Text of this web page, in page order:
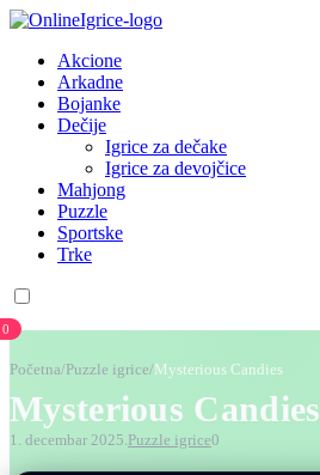
Akcione
Arkadne
Bojanke
Dečije
Igrice za dečake
Igrice za devojčice
Mahjong
Puzzle
Sportske
Trke
0
Početna/ Puzzle igrice/Mysterious Candies
Mysterious Candies
1. decembar 2025.Puzzle igrice0